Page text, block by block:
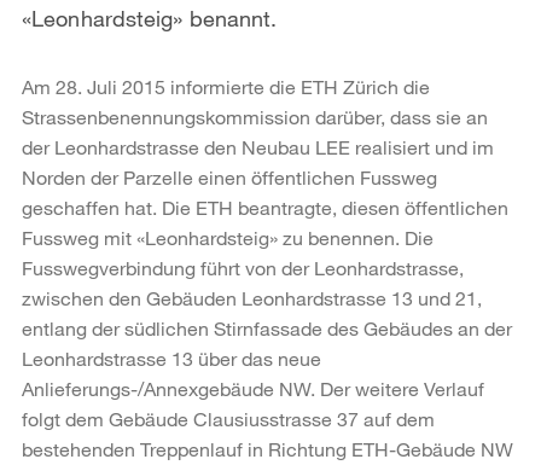
«Leonhardsteig» benannt.
Am 28. Juli 2015 informierte die ETH Zürich die
Strassenbenennungskommission darüber, dass sie an
der Leonhardstrasse den Neubau LEE realisiert und im
Norden der Parzelle einen öffentlichen Fussweg
geschaffen hat. Die ETH beantragte, diesen öffentlichen
Fussweg mit «Leonhardsteig» zu benennen. Die
Fusswegverbindung führt von der Leonhardstrasse,
zwischen den Gebäuden Leonhardstrasse 13 und 21,
entlang der südlichen Stirnfassade des Gebäudes an der
Leonhardstrasse 13 über das neue
Anlieferungs-/Annexgebäude NW. Der weitere Verlauf
folgt dem Gebäude Clausiusstrasse 37 auf dem
bestehenden Treppenlauf in Richtung ETH-Gebäude NW